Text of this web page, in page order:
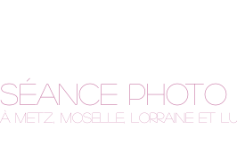
Séance
à Metz, Moselle, Lorraine et